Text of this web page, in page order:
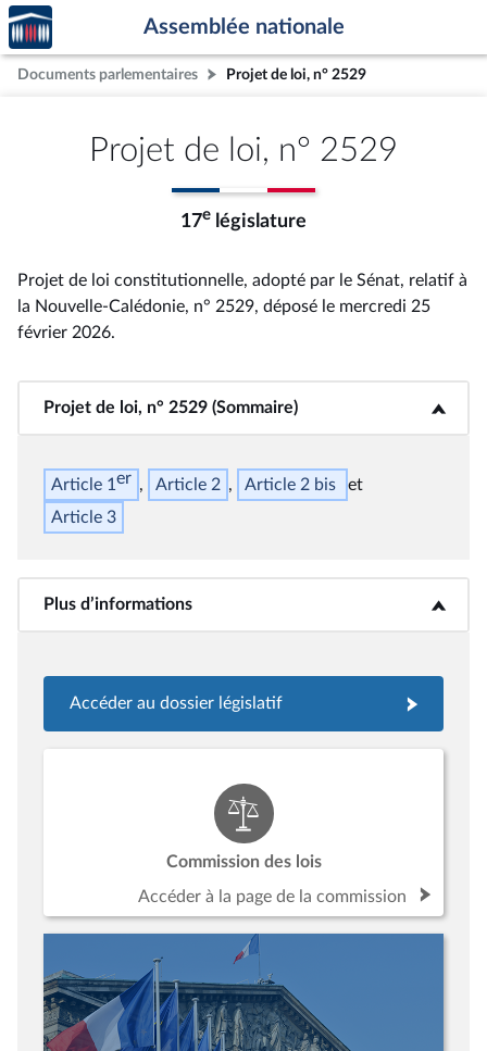
Aller au contenu
Aller en bas de la page
Accèder
à la
page
d'accueil
Assemblée nationale
Documents parlementaires Projet de loi, n° 2529
Projet de loi, n° 2529
17e législature
Projet de loi constitutionnelle, adopté par le Sénat, relatif à
la Nouvelle-Calédonie, n° 2529, déposé le mercredi 25
février 2026.
Projet de loi, n° 2529 (Sommaire)
<b>Projet de loi, n° 2529 (Sommaire)</b>
Article 1er Article 2 Article 2 bis
Article 3
Plus d’informations<b>Plus d’informations</b>
Accéder au dossier législatif
Commission des lois
Accéder à la page de la commission